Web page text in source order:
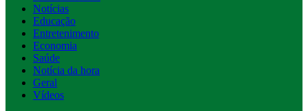
Notícias
Educação
Entretenimento
Economia
Saúde
Notícia da hora
Geral
Vídeos